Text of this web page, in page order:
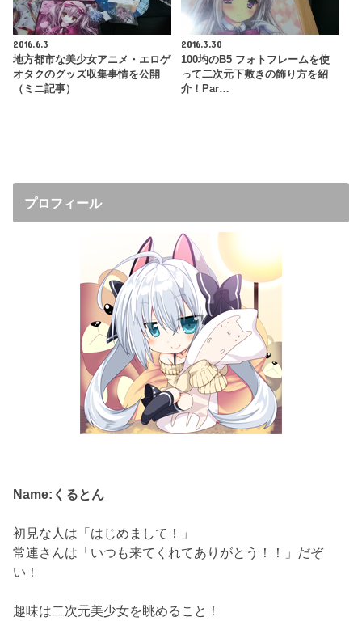
2016.6.3
地方都市な美少女アニメ・エロゲ
オタクのグッズ収集事情を公開
（ミニ記事）
2016.3.30
100均のB5 フォトフレームを使
って二次元下敷きの飾り方を紹
介！Par…
プロフィール
Name:くるとん
初見な人は「はじめまして！」
常連さんは「いつも来てくれてありがとう！！」だぞ
い！
趣味は二次元美少女を眺めること！